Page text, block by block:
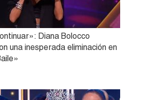
Diana Bolocco
una inesperada eliminación en